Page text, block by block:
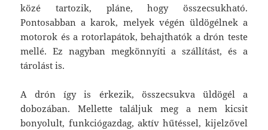
közé tartozik, pláne, hogy összecsukható.
Pontosabban a karok, melyek végén üldögélnek a
motorok és a rotorlapátok, behajthatók a drón teste
mellé. Ez nagyban megkönnyíti a szállítást, és a
tárolást is.
A drón így is érkezik, összecsukva üldögél a
dobozában. Mellette találjuk meg a nem kicsit
bonyolult, funkciógazdag, aktív hűtéssel, kijelzővel